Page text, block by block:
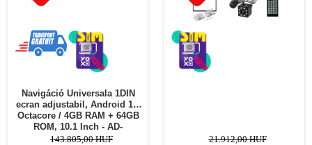
Navigáció Universala 1DIN
ecran adjustabil, Android 13,
Octacore / 4GB RAM + 64GB
ROM, 10.1 Inch - AD-
BGA1001DIN
143.805,00 HUF 21.912,00 HUF